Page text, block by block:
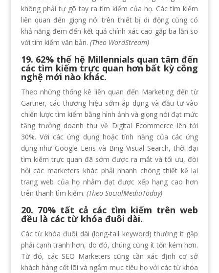
không phải tự gõ tay ra tìm kiếm của họ. Các tìm kiếm
liên quan đến giọng nói trên thiết bị di động cũng có
khả năng đem đến kết quả chính xác cao gấp ba lần so
với tìm kiếm văn bản. (Theo WordStream)
19. 62% thế hệ Millennials quan tâm đến
các tìm kiếm trực quan hơn bất kỳ công
nghệ mới nào khác.
Theo những thống kê liên quan đến Marketing đến từ
Gartner, các thương hiệu sớm áp dụng và đầu tư vào
chiến lược tìm kiếm bằng hình ảnh và giọng nói đạt mức
tăng trưởng doanh thu về Digital Ecommerce lên tới
30%. Với các ứng dụng hoặc tính năng của các ứng
dụng như Google Lens và Bing Visual Search, thời đại
tìm kiếm trực quan đã sớm được ra mắt và tối ưu, đòi
hỏi các marketers khác phải nhanh chóng thiết kế lại
trang web của họ nhằm đạt được xếp hạng cao hơn
trên thanh tìm kiếm. (Theo SocialMediaToday)
20. 70% tất cả các tìm kiếm trên web
đều là các từ khóa đuôi dài.
Các từ khóa đuôi dài (long-tail keyword) thường ít gặp
phải cạnh tranh hơn, do đó, chúng cũng ít tốn kém hơn.
Từ đó, các SEO Marketers cũng cần xác định cơ sở
khách hàng cốt lõi và ngắm mục tiêu họ với các từ khóa